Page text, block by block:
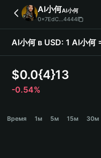
简体中文
繁體中文
Português (Portugal)
Bahasa Indonesia
ภาษาไทย
Español
Español (Argentina)
AI小何AI小何
0x7EdC...4444
AI小何 в USD: 1 AI小何
$0.0{4}13
-0.54%
Время 1м 5м 15м 30м